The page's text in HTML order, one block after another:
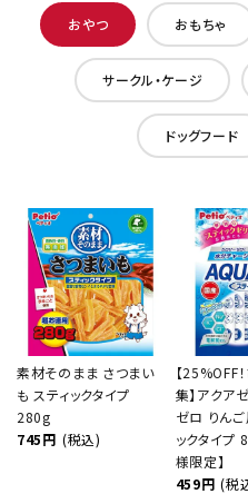
おやつ おもちゃ
サークル・ケージ
ドッグフード
素材そのまま さつまい
も スティックタイプ
280g
745円 (税込)
【25%OFF
集】アクア
ゼロ りん
ックタイプ
様限定】
459円 (税